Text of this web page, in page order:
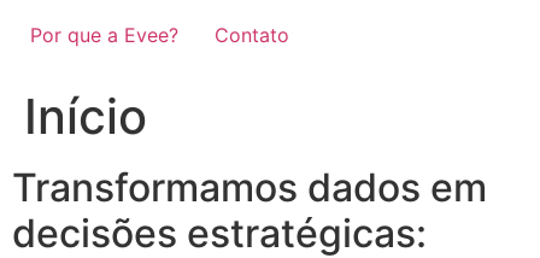
Por que a Evee?
Contato
Início
Transformamos dados em
decisões estratégicas: